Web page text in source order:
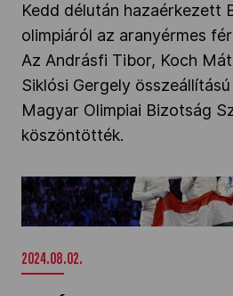
Kedd délután hazaérkezett
olimpiáról az aranyérmes
Az Andrásfi Tibor, Koch
Siklósi Gergely
Magyar Olimpiai Bizotság
köszöntötték.
VIDEÓ: íme a férfi
pontja és díjátadója!" />
2024.08.02.